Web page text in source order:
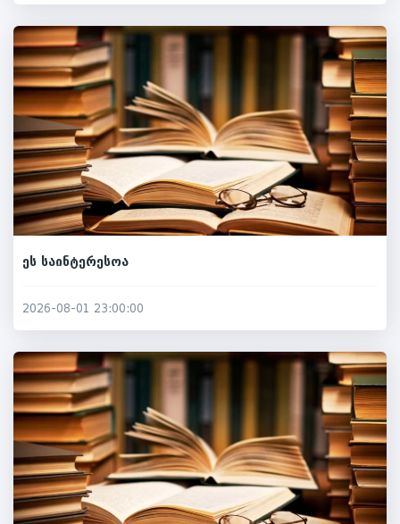
ეს საინტერესოა
2026-08-01 23:00:00